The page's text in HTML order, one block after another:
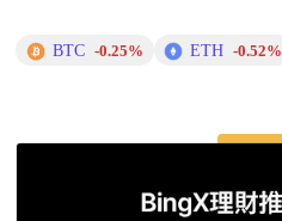
BTC -0.25% ETH -0.52%